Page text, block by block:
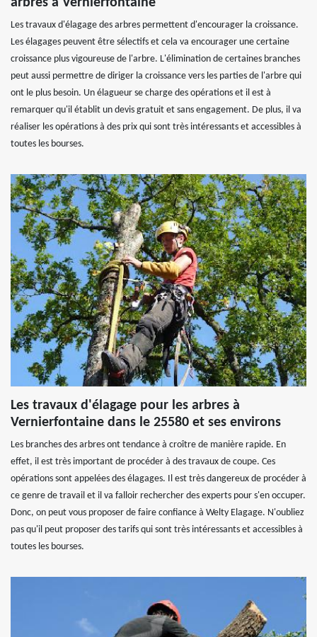
arbres à Vernierfontaine
Les travaux d'élagage des arbres permettent d'encourager la croissance.
Les élagages peuvent être sélectifs et cela va encourager une certaine
croissance plus vigoureuse de l'arbre. L'élimination de certaines branches
peut aussi permettre de diriger la croissance vers les parties de l'arbre qui
ont le plus besoin. Un élagueur se charge des opérations et il est à
remarquer qu'il établit un devis gratuit et sans engagement. De plus, il va
réaliser les opérations à des prix qui sont très intéressants et accessibles à
toutes les bourses.
Les travaux d'élagage pour les arbres à
Vernierfontaine dans le 25580 et ses environs
Les branches des arbres ont tendance à croître de manière rapide. En
effet, il est très important de procéder à des travaux de coupe. Ces
opérations sont appelées des élagages. Il est très dangereux de procéder à
ce genre de travail et il va falloir rechercher des experts pour s'en occuper.
Donc, on peut vous proposer de faire confiance à Welty Elagage. N'oubliez
pas qu'il peut proposer des tarifs qui sont très intéressants et accessibles à
toutes les bourses.